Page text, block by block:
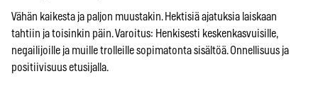
Vähän kaikesta ja paljon muustakin. Hektisiä ajatuksia laiskaan
tahtiin ja toisinkin päin. Varoitus: Henkisesti keskenkasvuisille,
negailijoille ja muille trolleille sopimatonta sisältöä. Onnellisuus ja
positiivisuus etusijalla.